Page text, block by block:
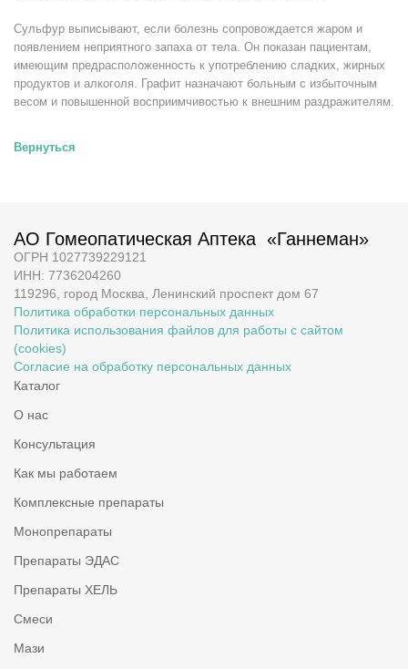
Сульфур выписывают, если болезнь сопровождается жаром и
появлением неприятного запаха от тела. Он показан пациентам,
имеющим предрасположенность к употреблению сладких, жирных
продуктов и алкоголя. Графит назначают больным с избыточным
весом и повышенной восприимчивостью к внешним раздражителям.
Вернуться
АО Гомеопатическая Аптека «Ганнеман»
ОГРН 1027739229121
ИНН: 7736204260
119296, город Москва, Ленинский проспект дом 67
Политика обработки персональных данных
Политика использования файлов для работы с сайтом
(cookies)
Согласие на обработку персональных данных
Каталог
О нас
Консультация
Как мы работаем
Комплексные препараты
Монопрепараты
Препараты ЭДАС
Препараты ХЕЛЬ
Смеси
Мази